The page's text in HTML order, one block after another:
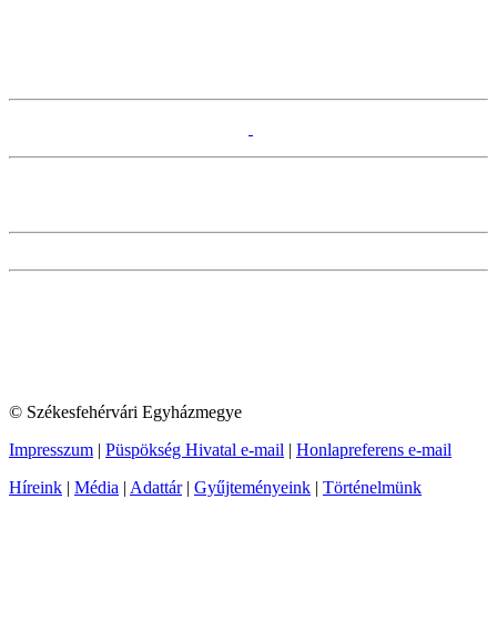
© Székesfehérvári Egyházmegye
Impresszum | Püspökség Hivatal e-mail | Honlapreferens e-mail
Híreink | Média | Adattár| Gyűjteményeink | Történelmünk